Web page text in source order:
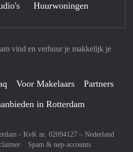
vind en verhuur je makkelijk je
Voor Makelaars
Partners
in Rotterdam
- KvK nr. 02094127 – Nederland
Spam & nep-accounts
Huurwoningen